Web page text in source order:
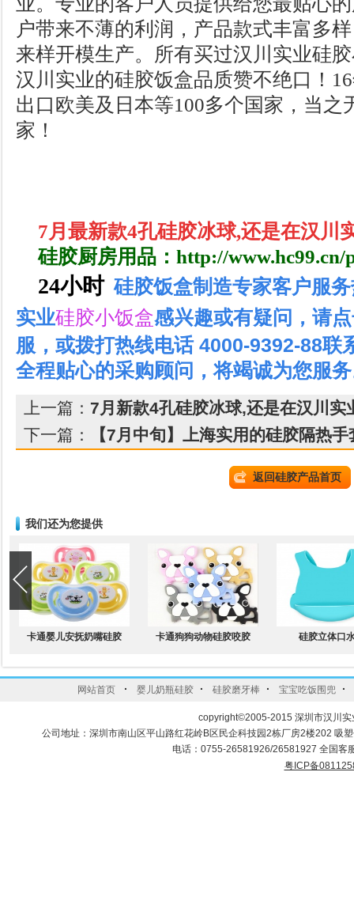
户带来不薄的利润，产品款式丰富多
来样开模生产。所有买过汉川实业硅
汉川实业的硅胶饭盒品质赞不绝口！
出口欧美及日本等100多个国家，当之
家！
7月最新款4孔硅胶冰球,还是在汉川
硅胶厨房用品：http://www.hc99.cn/
24小时 硅胶饭盒制造专家客户服
实业硅胶小饭盒感兴趣或有疑问， 请
服 ，或拨打热线电话 4000-9392-88
全程贴心的采购顾问，将竭诚为您服务
上一篇： 7月新款4孔硅胶冰球,还是在汉川实
下一篇：
【7月中旬】上海实用的硅胶隔热
返回硅胶产品首页
我们还为您提供
卡通婴儿安抚奶嘴硅胶 卡通狗狗动物硅胶咬胶 硅胶立体口
网站首页 · 婴儿奶瓶硅胶 · 硅胶磨牙棒 · 宝宝吃饭围兜 ·
copyright©2005-2015 深圳市汉川
公司地址：深圳市南山区平山路红花岭B区民企科技园2栋厂房2楼202 吸
电话：0755-26581926/26581927 全国客
粤ICP备